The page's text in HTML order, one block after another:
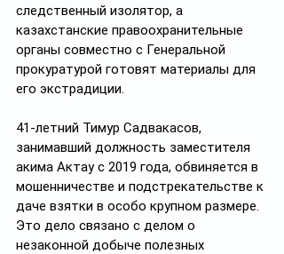
следственный изолятор, а
казахстанские правоохранительные
органы совместно с Генеральной
прокуратурой готовят материалы для
его экстрадиции.
41-летний Тимур Садвакасов,
занимавший должность заместителя
акима Актау с 2019 года, обвиняется в
мошенничестве и подстрекательстве к
даче взятки в особо крупном размере.
Это дело связано с делом о
незаконной добыче полезных